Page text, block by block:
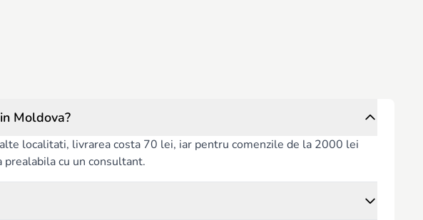
Moldova?
localitati, livrarea costa 70 lei, iar pentru comenzile de la 2000 lei
cu un consultant.